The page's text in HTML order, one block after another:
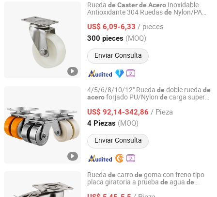
Rueda de Casterde Acero Inoxidable
Antioxidante 304 Ruedasde Nylon/PA
US$ 6,09-6,33 / pieces
300 pieces (MOQ)
Enviar Consulta
Zhongshan Augus Hardware Products Co., Ltd
Guangdong, China Desde 2014
4/5/6/8/10/12" Rueda de doble rueda de
aceroforjado PU/Nylon de carga super
US$ 92,14-342,86 / Pieza
4 Piezas (MOQ)
Enviar Consulta
Foshan Michwheel Hardware Products Co., Ltd.
Guangdong, China Desde 2024
Rueda de carrode goma con freno tipo
placa giratoria a prueba de agua de
Hubei Space Double Rhombus Logistics Technology Co.,
Ltd.